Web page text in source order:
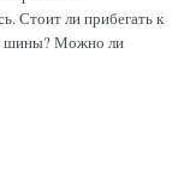
Стоит ли прибегать к
шины? Можно ли